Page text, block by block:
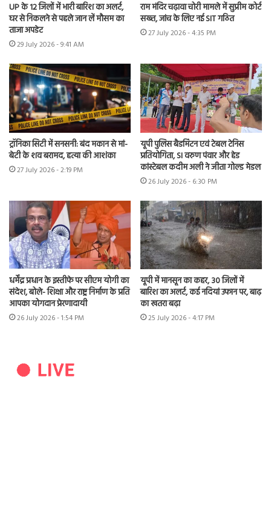
UP के 12 जिलों में भारी बारिश का अलर्ट,
घर से निकलने से पहले जान लें मौसम का
ताजा अपडेट
29 July 2026 - 9:41 AM
राम मंदिर चढ़ावा चोरी मामले में सुप्रीम कोर्ट
सख्त, जांच के लिए नई SIT गठित
27 July 2026 - 4:35 PM
ट्रॉनिका सिटी में सनसनी: बंद मकान से मां-
बेटी के शव बरामद, हत्या की आशंका
27 July 2026 - 2:19 PM
यूपी पुलिस बैडमिंटन एवं टेबल टेनिस
प्रतियोगिता, SI वरुण पंवार और हेड
कांस्टेबल कदीम अली ने जीता गोल्ड मेडल
26 July 2026 - 6:30 PM
धर्मेंद्र प्रधान के इस्तीफे पर सीएम योगी का
संदेश, बोले- शिक्षा और राष्ट्र निर्माण के प्रति
आपका योगदान प्रेरणादायी
26 July 2026 - 1:54 PM
यूपी में मानसून का कहर, 30 जिलों में
बारिश का अलर्ट, कई नदियां उफान पर, बाढ़
का खतरा बढ़ा
25 July 2026 - 4:17 PM